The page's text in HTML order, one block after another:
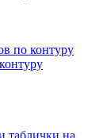
по контуру
таблички на